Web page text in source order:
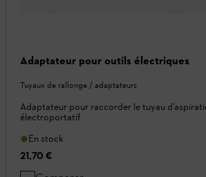
Adaptateur pour outils électriques
Tuyaux de rallonge / adaptateurs
Adaptateur pour raccorder le tuyau
électroportatif
En stock
21,70 €